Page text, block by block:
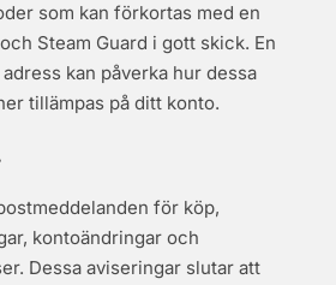
som kan förkortas med en
Steam Guard i gott skick. En
kan påverka hur dessa
tillämpas på ditt konto.
för köp,
kontoändringar och
Dessa aviseringar slutar att